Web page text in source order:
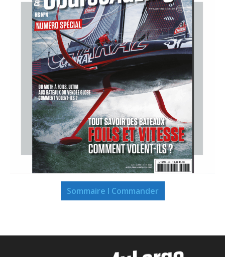
Sommaire I Commander